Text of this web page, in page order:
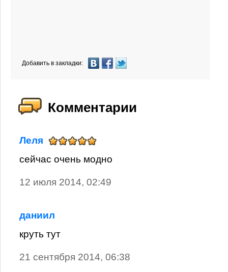
Добавить в закладки:
Комментарии
Леля
сейчас очень модно
12 июля 2014, 02:49
даниил
круть тут
21 сентября 2014, 06:38